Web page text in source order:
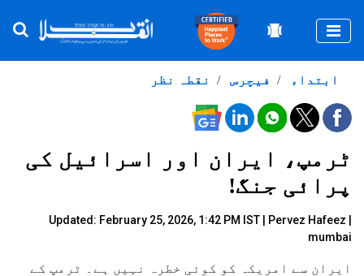
نقطہ نظر فیچرس ابتداء
ٹرمپ، ایران اور اسرائیل کی
پرائی جنگ!
Updated: February 25, 2026, 1:42 PM IST |
Pervez Hafeez |
mumbai
ایران سے امریکہ کو کوئی خطرہ نہیں ہے۔ ٹرمپ کے